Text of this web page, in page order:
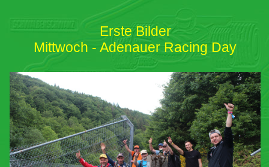
Erste Bilder
Mittwoch - Adenauer Racing Day